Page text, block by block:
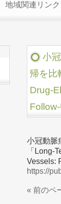
地域関連リンク
小
帰を比
Drug-
小冠動脈
「Long-
Vessels:
https://
« 前のペ